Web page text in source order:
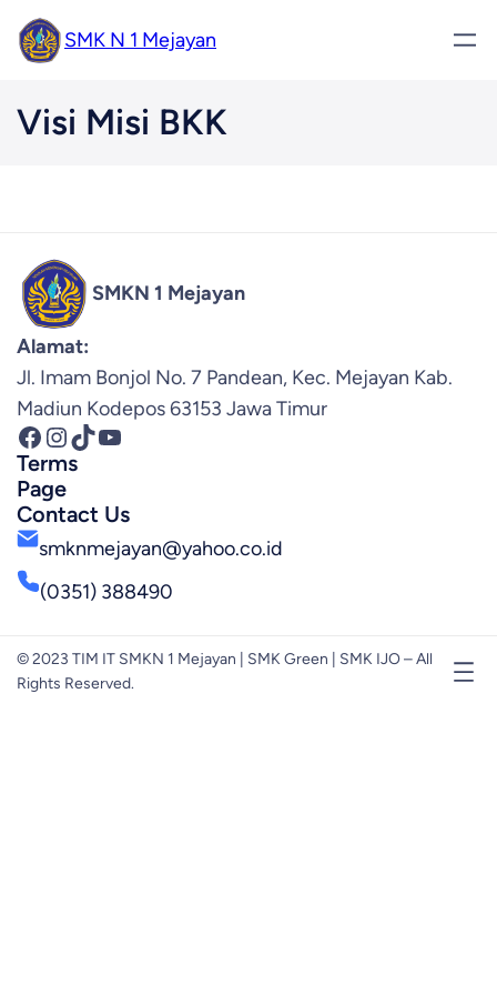
SMK N 1 Mejayan
Visi Misi BKK
SMKN 1 Mejayan
Alamat:
Jl. Imam Bonjol No. 7 Pandean, Kec. Mejayan Kab.
Madiun Kodepos 63153 Jawa Timur
Facebook InstagramTikTok YouTube
Terms
Page
Contact Us
smknmejayan@yahoo.co.id
(0351) 388490
© 2023 TIM IT SMKN 1 Mejayan | SMK Green | SMK IJO – All
Rights Reserved.